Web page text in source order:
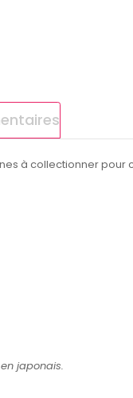
à collectionner pour
japonais.